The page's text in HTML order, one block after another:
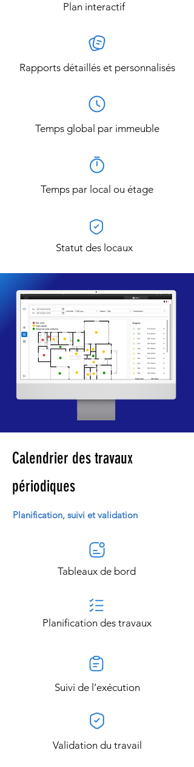
liste de tâches générales à exécuter
dates des travaux périodiques planifiés
spécificités propres au local
et photos pour signaler des anomalies
Suivi des tâches quotidiennes et
Peut communiquer avec ses
collègues et superviseur (questions,
urgences,...)
Plan interactif
Rapports détaillés et personnalisés
Temps global par immeuble
Temps par local ou étage
Statut des locaux
Calendrier des travaux
périodiques
Planification, suivi et validation
Tableaux de bord
Planification des travaux
Suivi de l’exécution
Validation du travail